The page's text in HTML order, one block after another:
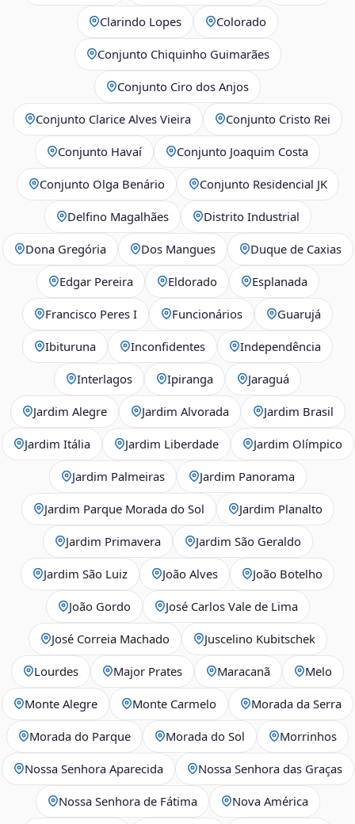
Clarindo Lopes Colorado
Conjunto Chiquinho Guimarães
Conjunto Ciro dos Anjos
Conjunto Clarice Alves Vieira Conjunto Cristo Rei
Conjunto Havaí Conjunto Joaquim Costa
Conjunto Olga Benário Conjunto Residencial JK
Delfino Magalhães Distrito Industrial
Dona Gregória Dos Mangues Duque de Caxias
Edgar Pereira Eldorado Esplanada
Francisco Peres I Funcionários Guarujá
Ibituruna Inconfidentes Independência
Interlagos Ipiranga Jaraguá
Jardim Alegre Jardim Alvorada Jardim Brasil
Jardim Itália Jardim Liberdade Jardim Olímpico
Jardim Palmeiras Jardim Panorama
Jardim Parque Morada do Sol Jardim Planalto
Jardim Primavera Jardim São Geraldo
Jardim São Luiz João Alves João Botelho
João Gordo José Carlos Vale de Lima
José Correia Machado Juscelino Kubitschek
Lourdes Major Prates Maracanã Melo
Monte Alegre Monte Carmelo Morada da Serra
Morada do Parque Morada do Sol Morrinhos
Nossa Senhora Aparecida Nossa Senhora das Graças
Nossa Senhora de Fátima Nova América